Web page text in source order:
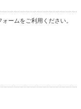
ームをご利用ください。